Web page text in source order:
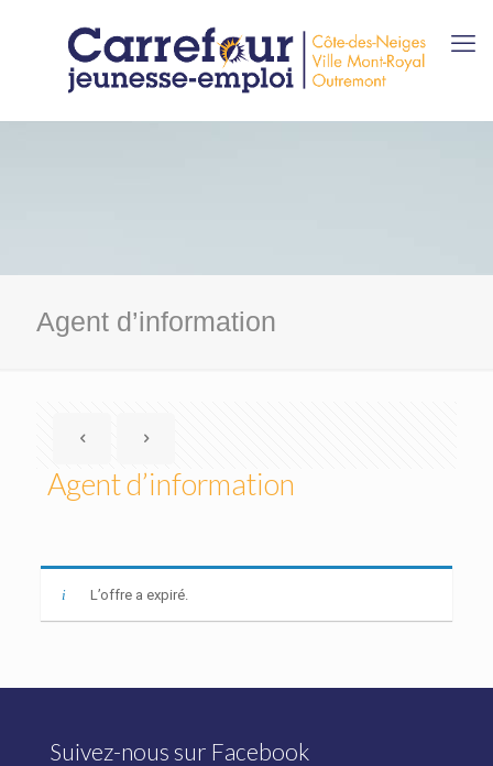
Agent d’information
Agent d’information
L’offre a expiré.
Suivez-nous sur Facebook